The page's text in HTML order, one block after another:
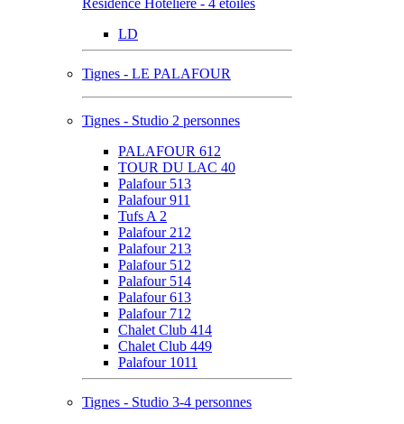
Résidence Hôtelière - 4 étoiles
LD
Tignes - LE PALAFOUR
Tignes - Studio 2 personnes
PALAFOUR 612
TOUR DU LAC 40
Palafour 513
Palafour 911
Tufs A 2
Palafour 212
Palafour 213
Palafour 512
Palafour 514
Palafour 613
Palafour 712
Chalet Club 414
Chalet Club 449
Palafour 1011
Tignes - Studio 3-4 personnes